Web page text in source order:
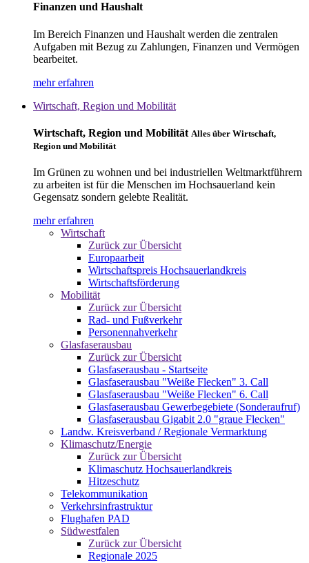
Finanzen und Haushalt
Im Bereich Finanzen und Haushalt werden die zentralen
Aufgaben mit Bezug zu Zahlungen, Finanzen und Vermögen
bearbeitet.
mehr erfahren
Wirtschaft, Region und Mobilität
Wirtschaft, Region und Mobilität Alles über Wirtschaft,
Region und Mobilität
Im Grünen zu wohnen und bei industriellen Weltmarktführern
zu arbeiten ist für die Menschen im Hochsauerland kein
Gegensatz sondern gelebte Realität.
mehr erfahren
Wirtschaft
Zurück zur Übersicht
Europaarbeit
Wirtschaftspreis Hochsauerlandkreis
Wirtschaftsförderung
Mobilität
Zurück zur Übersicht
Rad- und Fußverkehr
Personennahverkehr
Glasfaserausbau
Zurück zur Übersicht
Glasfaserausbau - Startseite
Glasfaserausbau "Weiße Flecken" 3. Call
Glasfaserausbau "Weiße Flecken" 6. Call
Glasfaserausbau Gewerbegebiete (Sonderaufruf)
Glasfaserausbau Gigabit 2.0 "graue Flecken"
Landw. Kreisverband / Regionale Vermarktung
Klimaschutz/Energie
Zurück zur Übersicht
Klimaschutz Hochsauerlandkreis
Hitzeschutz
Telekommunikation
Verkehrsinfrastruktur
Flughafen PAD
Südwestfalen
Zurück zur Übersicht
Regionale 2025